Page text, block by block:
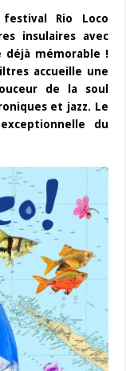
Rio Loco
insulaires avec
déjà mémorable !
accueille une
de la soul
et jazz. Le
du